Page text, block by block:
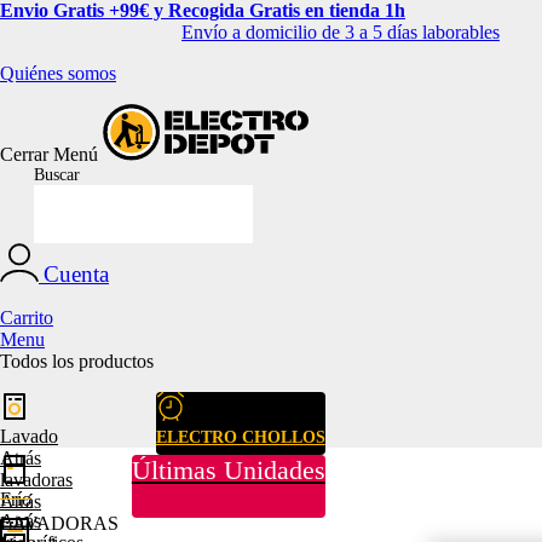
Envio Gratis +99€ y Recogida Gratis en tienda 1h
Envío a domicilio de 3 a 5 días laborables
Quiénes somos
CerrarMenú
Buscar
Cuenta
Carrito
Menu
Todos los productos
ELECTRO CHOLLOS
Últimas Unidades
Lavado
Atrás
lavadoras
Atrás
LAVADORAS
Frío
Atrás